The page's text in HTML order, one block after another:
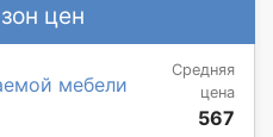
цен
мебели
Средняя
цена
567